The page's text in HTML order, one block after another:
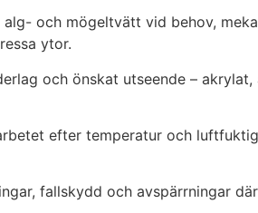
och mögeltvätt vid behov,
ytor.
och önskat utseende –
efter temperatur och
fallskydd och avspärrningar